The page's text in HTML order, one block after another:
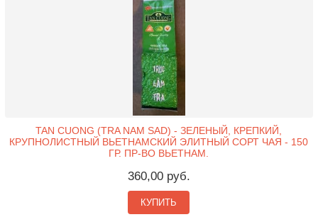
TAN CUONG (TRA NAM SAD) - ЗЕЛЕНЫЙ, КРЕПКИЙ,
КРУПНОЛИСТНЫЙ ВЬЕТНАМСКИЙ ЭЛИТНЫЙ СОРТ ЧАЯ - 150
ГР. ПР-ВО ВЬЕТНАМ.
360,00 руб.
КУПИТЬ